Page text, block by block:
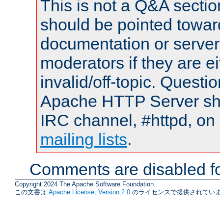
This is not a Q&A
should be pointed
documentation or
moderators if they are
invalid/off-topic.
Apache HTTP Server
IRC channel, #httpd,
mailing lists.
Comments are disabled
Copyright 2024 The Apache Software Foundation.
この文書は Apache License, Version 2.0 のライセンスで提供されてい